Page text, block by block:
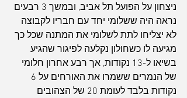
ניצחון על הפועל תל אביב, ובמשך 3 רבעים
נראה היה ששלומי יחד עם חבריו לקבוצה
לא יצליחו לתת לשלומי את המתנה שכל כך
מגיעה לו כשחולון נקלעה לפיגור שהגיע
בשיאו ל-13 נקודות, אך רבע אחרון חלומי
נקודות בלבד לעומת 20 של הצהובים